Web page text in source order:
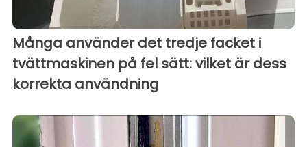
Många använder det tredje facket i
tvättmaskinen på fel sätt: vilket är dess
korrekta användning